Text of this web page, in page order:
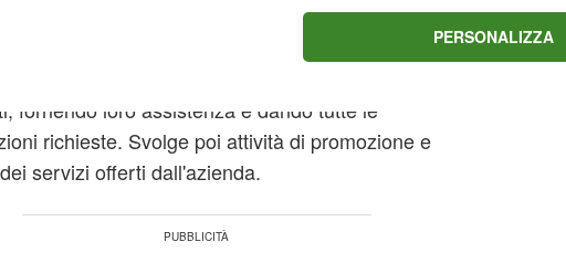
che è chiamato a svolgere Ilcapotrenoc'è
fornendo loro assistenza e dando tutte le
richieste. Svolge poi attività di promozione e
servizi offerti dall'azienda.
PERSONALIZZA